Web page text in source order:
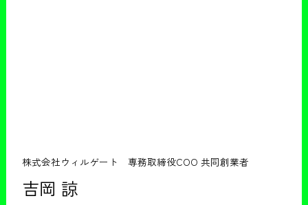
株式会社ウィルゲート 専務取締役COO 共同創業者
吉岡 諒